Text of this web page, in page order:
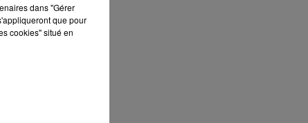
dans "Gérer
que pour
cookies" situé en